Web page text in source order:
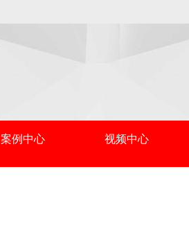
案例中心 视频中心